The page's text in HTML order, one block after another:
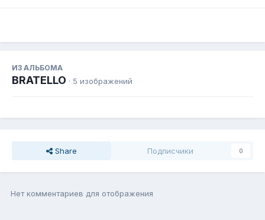
ИЗ АЛЬБОМА
BRATELLO · 5 изображений
Share Подписчики 0
Нет комментариев для отображения